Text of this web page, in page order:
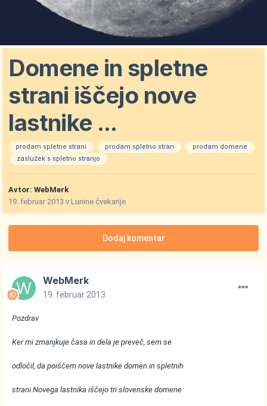
Domene in spletne
strani iščejo nove
lastnike ...
prodam spletne strani prodam spletno stran
prodam domene
zaslužek s spletno stranjo
Avtor:WebMerk
19. februar 2013 vLunine čvekarije
Dodaj komentar
WebMerk
19. februar 2013
Pozdrav
Ker mi zmanjkuje časa in dela je preveč, sem se
odločil, da poiščem nove lastnike domen in spletnih
strani.Novega lastnika iščejo tri slovenske domene